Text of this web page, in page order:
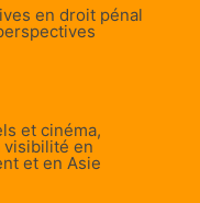
en droit pénal
et cinéma,
visibilité en
et en Asie